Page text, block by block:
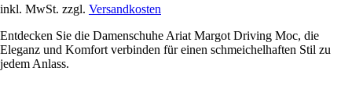
inkl. MwSt. zzgl. Versandkosten
Entdecken Sie die Damenschuhe Ariat Margot Driving Moc, die
Eleganz und Komfort verbinden für einen schmeichelhaften Stil zu
jedem Anlass.